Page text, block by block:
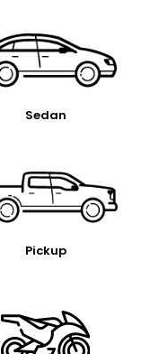
Sedan
Pickup